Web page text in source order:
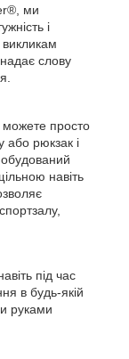
ми
і
викликам
слову
можете просто
або рюкзак і
навіть
під час
в будь-якій
руками